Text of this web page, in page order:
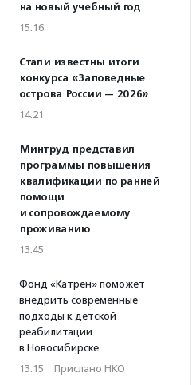
на новый учебный год
15:16
Стали известны итоги
конкурса «Заповедные
острова России — 2026»
14:21
Минтруд представил
программы повышения
квалификации по ранней
помощи
и сопровождаемому
проживанию
13:45
Фонд «Катрен» поможет
внедрить современные
подходы к детской
реабилитации
в Новосибирске
13:15 · Прислано НКО